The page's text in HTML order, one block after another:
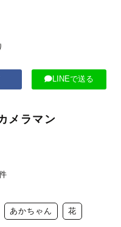
LINEで送る
メラマン
あかちゃん 花